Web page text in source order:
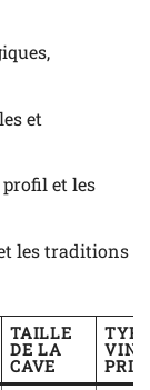
et
et les
les traditions
TAILLE
DE LA
CAVE
VINS